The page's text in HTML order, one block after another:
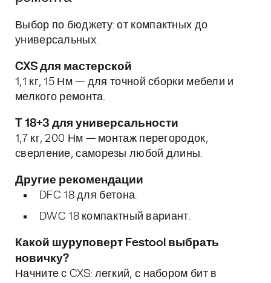
Выбор по бюджету: от компактных до
универсальных.
CXS для мастерской
1,1 кг, 15 Нм — для точной сборки мебели и
мелкого ремонта.
T 18+3 для универсальности
1,7 кг, 200 Нм — монтаж перегородок,
сверление, саморезы любой длины.
Другие рекомендации
DFC 18 для бетона.
DWC 18 компактный вариант.
Какой шуруповерт Festool выбрать
новичку?
Начните с CXS: легкий, с набором бит в